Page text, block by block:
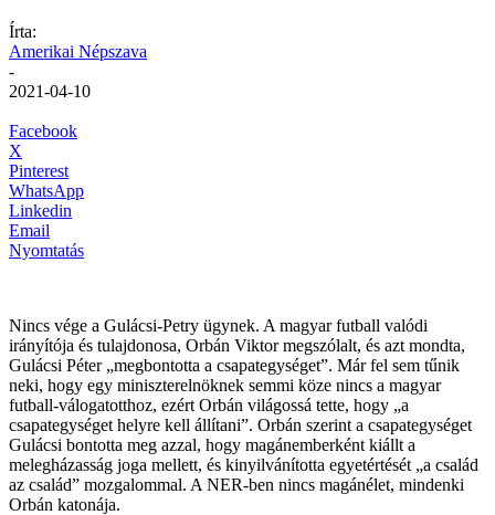
Írta:
Amerikai Népszava
-
2021-04-10
Facebook
X
Pinterest
WhatsApp
Linkedin
Email
Nyomtatás
Nincs vége a Gulácsi-Petry ügynek. A magyar futball valódi
irányítója és tulajdonosa, Orbán Viktor megszólalt, és azt mondta,
Gulácsi Péter „megbontotta a csapategységet”. Már fel sem tűnik
neki, hogy egy miniszterelnöknek semmi köze nincs a magyar
futball-válogatotthoz, ezért Orbán világossá tette, hogy „a
csapategységet helyre kell állítani”. Orbán szerint a csapategységet
Gulácsi bontotta meg azzal, hogy magánemberként kiállt a
melegházasság joga mellett, és kinyilvánította egyetértését „a család
az család” mozgalommal. A NER-ben nincs magánélet, mindenki
Orbán katonája.